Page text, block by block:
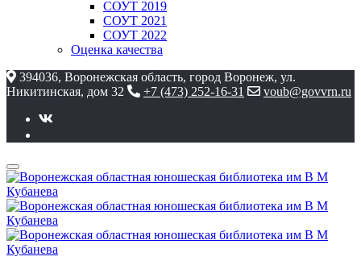
СОУТ 2019
СОУТ 2021
СОУТ 2022
Оценка качества
394036, Воронежская область, город Воронеж, ул.
Никитинская, дом 32
+7 (473) 252-16-31 voub@govvrn.ru